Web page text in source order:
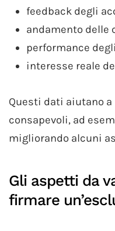
feedback degli
andamento delle
performance
interesse reale
Questi dati aiutano
consapevoli, ad
migliorando alcuni
Gli aspetti da
firmare